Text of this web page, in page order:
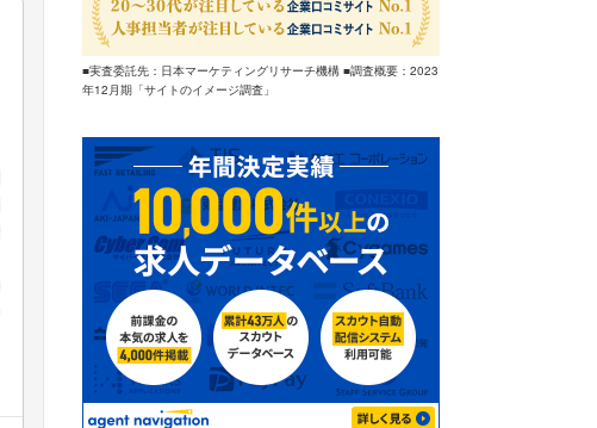
■実査委託先：日本マーケティングリサーチ機構 ■調査概要：2023
年12月期「サイトのイメージ調査」